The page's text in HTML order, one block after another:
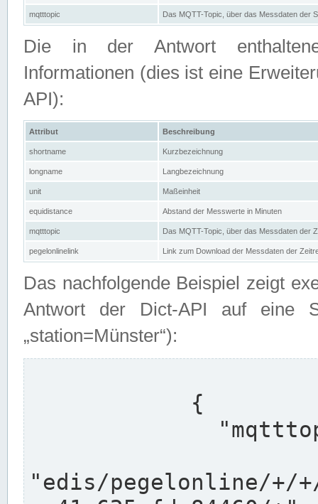
mqtttopic Das MQTT-Topic, über das Messdaten der
Die in der Antwort
Informationen (dies ist eine
API):
Attribut Beschreibung
shortname Kurzbezeichnung
longname Langbezeichnung
unit Maßeinheit
equidistance Abstand der Messwerte in Minuten
mqtttopic Das MQTT-Topic, über das Messdaten der
pegelonlinelink Link zum Download der Messdaten der
Das nachfolgende Beispiel zeigt
Antwort der Dict-API auf eine
„station=Münster“):
"edis/pegelonline/+/